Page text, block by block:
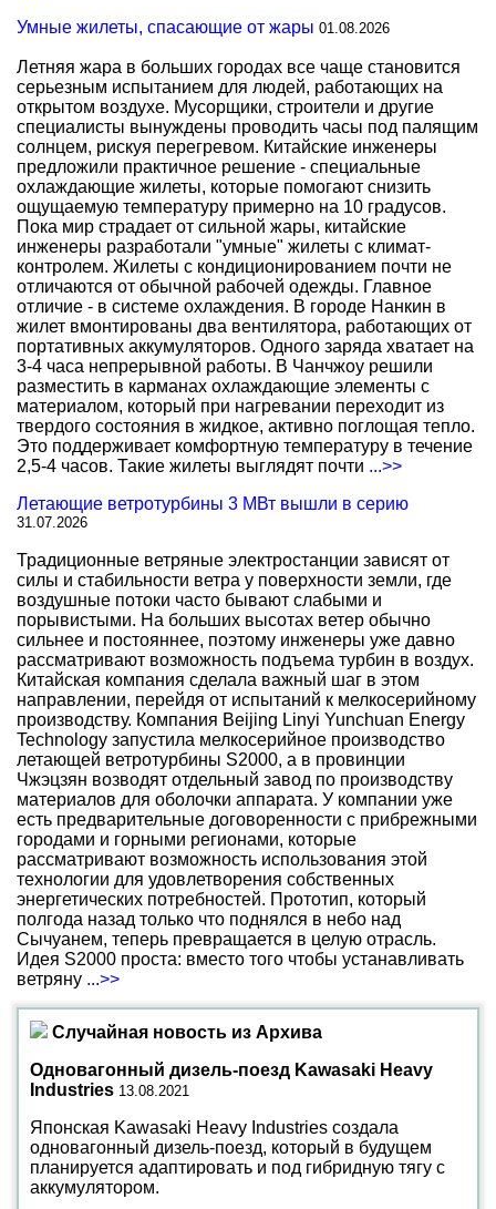
Умные жилеты, спасающие от жары 01.08.2026
Летняя жара в больших городах все чаще становится
серьезным испытанием для людей, работающих на
открытом воздухе. Мусорщики, строители и другие
специалисты вынуждены проводить часы под палящим
солнцем, рискуя перегревом. Китайские инженеры
предложили практичное решение - специальные
охлаждающие жилеты, которые помогают снизить
ощущаемую температуру примерно на 10 градусов.
Пока мир страдает от сильной жары, китайские
инженеры разработали "умные" жилеты с климат-
контролем. Жилеты с кондиционированием почти не
отличаются от обычной рабочей одежды. Главное
отличие - в системе охлаждения. В городе Нанкин в
жилет вмонтированы два вентилятора, работающих от
портативных аккумуляторов. Одного заряда хватает на
3-4 часа непрерывной работы. В Чанчжоу решили
разместить в карманах охлаждающие элементы с
материалом, который при нагревании переходит из
твердого состояния в жидкое, активно поглощая тепло.
Это поддерживает комфортную температуру в течение
2,5-4 часов. Такие жилеты выглядят почти ...>>
Летающие ветротурбины 3 МВт вышли в серию
31.07.2026
Традиционные ветряные электростанции зависят от
силы и стабильности ветра у поверхности земли, где
воздушные потоки часто бывают слабыми и
порывистыми. На больших высотах ветер обычно
сильнее и постояннее, поэтому инженеры уже давно
рассматривают возможность подъема турбин в воздух.
Китайская компания сделала важный шаг в этом
направлении, перейдя от испытаний к мелкосерийному
производству. Компания Beijing Linyi Yunchuan Energy
Technology запустила мелкосерийное производство
летающей ветротурбины S2000, а в провинции
Чжэцзян возводят отдельный завод по производству
материалов для оболочки аппарата. У компании уже
есть предварительные договоренности с прибрежными
городами и горными регионами, которые
рассматривают возможность использования этой
технологии для удовлетворения собственных
энергетических потребностей. Прототип, который
полгода назад только что поднялся в небо над
Сычуанем, теперь превращается в целую отрасль.
Идея S2000 проста: вместо того чтобы устанавливать
ветряну ...>>
Случайная новость из Архива
Одновагонный дизель-поезд Kawasaki Heavy
Industries 13.08.2021
Японская Kawasaki Heavy Industries создала
одновагонный дизель-поезд, который в будущем
планируется адаптировать и под гибридную тягу с
аккумулятором.